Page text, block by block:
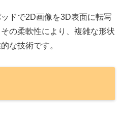
ドで2D画像を3D表面に転写
の柔軟性により、複雑な形状
な技術です。